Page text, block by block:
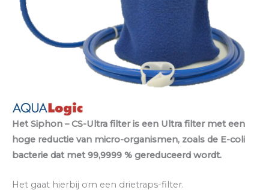
Het Siphon – CS-Ultra filter is een Ultra filter met een
hoge reductie van micro-organismen, zoals de E-coli
bacterie dat met 99,9999 % gereduceerd wordt.
Het gaat hierbij om een drietraps-filter.